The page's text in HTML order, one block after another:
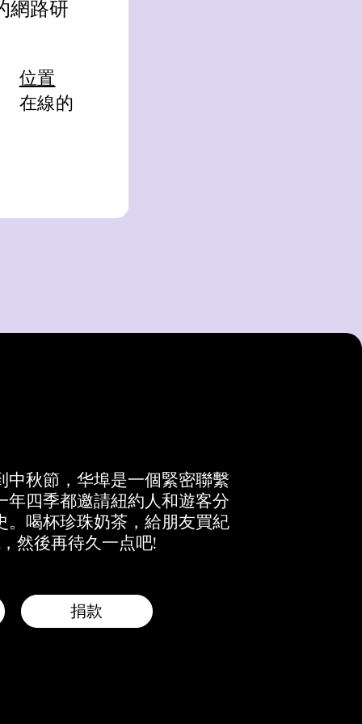
網路研
位置
在線的
中秋節，华埠是一個緊密聯繫
年四季都邀請紐約人和遊客分
。喝杯珍珠奶茶，給朋友買紀
然後再待久一点吧!
捐款